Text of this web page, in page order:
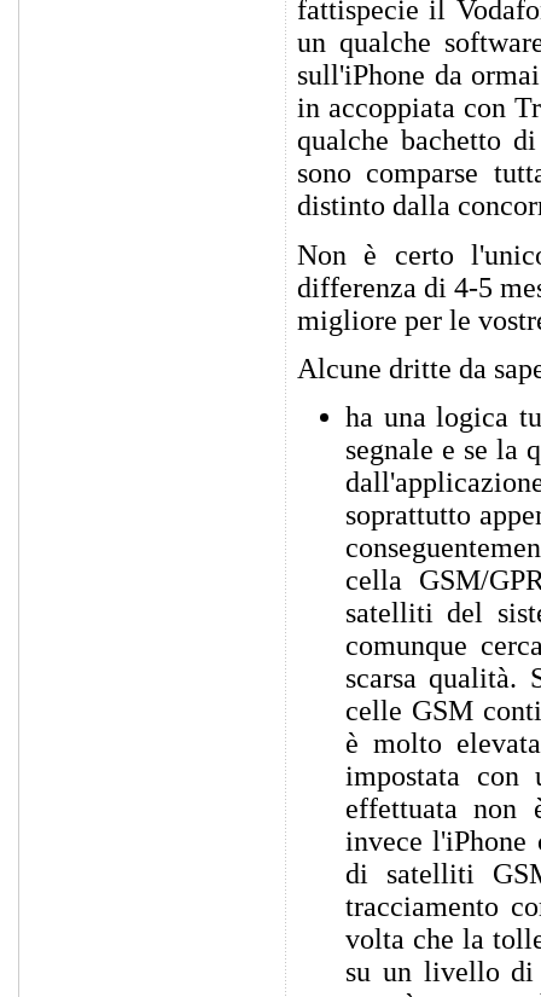
fattispecie il
un qualche
sull'iPhone da
in accoppiata con
qualche bachetto
sono comparse
distinto dalla
Non è certo
differenza di 4-5
migliore per le
Alcune dritte da
ha una logica
segnale e se la
soprattutto
cella GSM/
satelliti del
comunque
scarsa qualità.
celle GSM
è molto
impostata con
effettuata non
invece l'iPhone
di satelliti
tracciamento
volta che la
su un livello di